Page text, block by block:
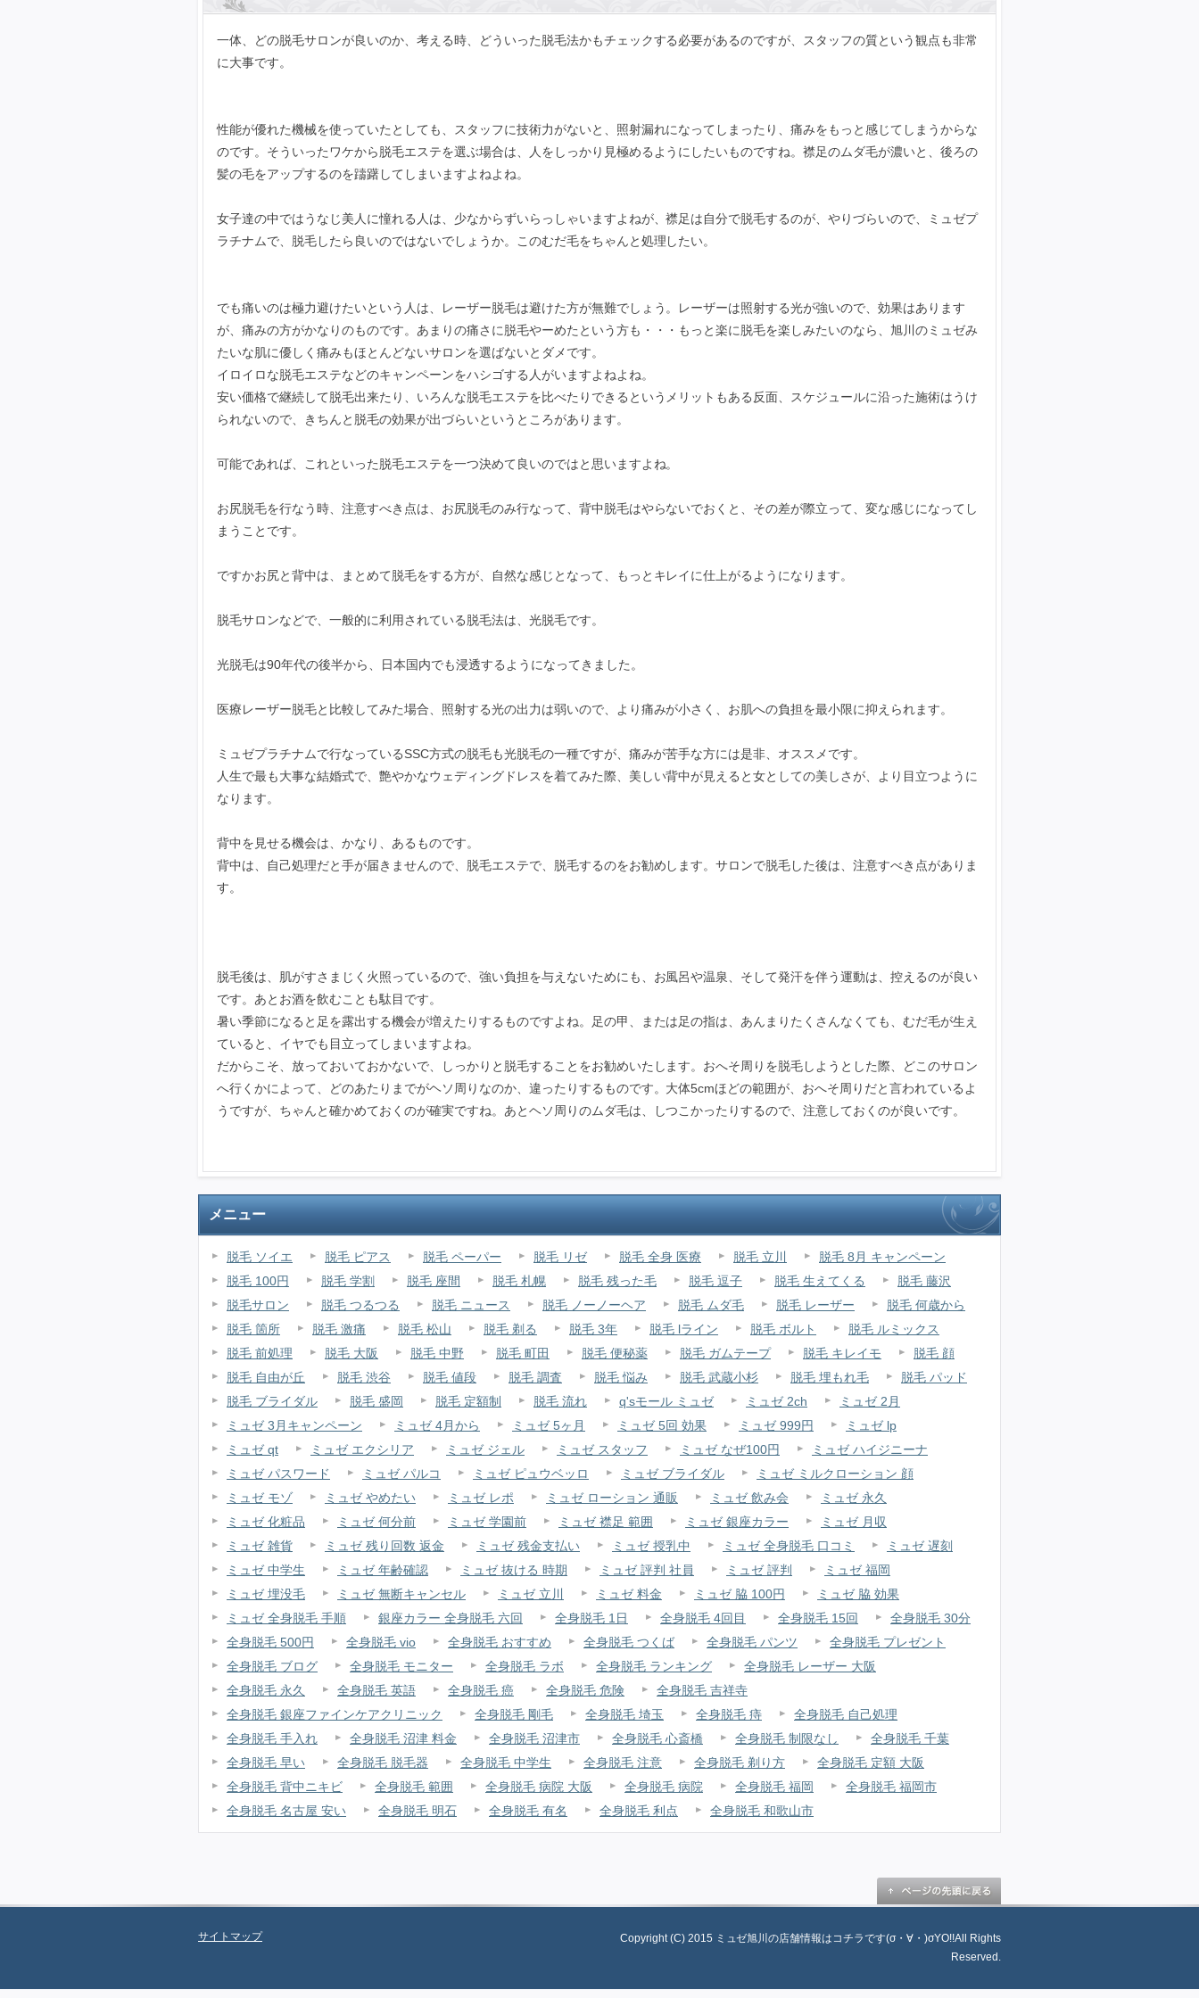
一体、どの脱毛サロンが良いのか、考える時、どういった脱毛法かもチェックする必要があるのですが、スタッフの質という観点も非常
に大事です。
性能が優れた機械を使っていたとしても、スタッフに技術力がないと、照射漏れになってしまったり、痛みをもっと感じてしまうからな
のです。そういったワケから脱毛エステを選ぶ場合は、人をしっかり見極めるようにしたいものですね。襟足のムダ毛が濃いと、後ろの
髪の毛をアップするのを躊躇してしまいますよねよね。
女子達の中ではうなじ美人に憧れる人は、少なからずいらっしゃいますよねが、襟足は自分で脱毛するのが、やりづらいので、ミュゼプ
ラチナムで、脱毛したら良いのではないでしょうか。このむだ毛をちゃんと処理したい。
でも痛いのは極力避けたいという人は、レーザー脱毛は避けた方が無難でしょう。レーザーは照射する光が強いので、効果はあります
が、痛みの方がかなりのものです。あまりの痛さに脱毛やーめたという方も・・・もっと楽に脱毛を楽しみたいのなら、旭川のミュゼみ
たいな肌に優しく痛みもほとんどないサロンを選ばないとダメです。
イロイロな脱毛エステなどのキャンペーンをハシゴする人がいますよねよね。
安い価格で継続して脱毛出来たり、いろんな脱毛エステを比べたりできるというメリットもある反面、スケジュールに沿った施術はうけ
られないので、きちんと脱毛の効果が出づらいというところがあります。
可能であれば、これといった脱毛エステを一つ決めて良いのではと思いますよね。
お尻脱毛を行なう時、注意すべき点は、お尻脱毛のみ行なって、背中脱毛はやらないでおくと、その差が際立って、変な感じになってし
まうことです。
ですかお尻と背中は、まとめて脱毛をする方が、自然な感じとなって、もっとキレイに仕上がるようになります。
脱毛サロンなどで、一般的に利用されている脱毛法は、光脱毛です。
光脱毛は90年代の後半から、日本国内でも浸透するようになってきました。
医療レーザー脱毛と比較してみた場合、照射する光の出力は弱いので、より痛みが小さく、お肌への負担を最小限に抑えられます。
ミュゼプラチナムで行なっているSSC方式の脱毛も光脱毛の一種ですが、痛みが苦手な方には是非、オススメです。
人生で最も大事な結婚式で、艶やかなウェディングドレスを着てみた際、美しい背中が見えると女としての美しさが、より目立つように
なります。
背中を見せる機会は、かなり、あるものです。
背中は、自己処理だと手が届きませんので、脱毛エステで、脱毛するのをお勧めします。サロンで脱毛した後は、注意すべき点がありま
す。
脱毛後は、肌がすさまじく火照っているので、強い負担を与えないためにも、お風呂や温泉、そして発汗を伴う運動は、控えるのが良い
です。あとお酒を飲むことも駄目です。
暑い季節になると足を露出する機会が増えたりするものですよね。足の甲、または足の指は、あんまりたくさんなくても、むだ毛が生え
ていると、イヤでも目立ってしまいますよね。
だからこそ、放っておいておかないで、しっかりと脱毛することをお勧めいたします。おへそ周りを脱毛しようとした際、どこのサロン
へ行くかによって、どのあたりまでがヘソ周りなのか、違ったりするものです。大体5cmほどの範囲が、おへそ周りだと言われているよ
うですが、ちゃんと確かめておくのが確実ですね。あとヘソ周りのムダ毛は、しつこかったりするので、注意しておくのが良いです。
メニュー
脱毛 ソイエ 脱毛 ピアス 脱毛 ペーパー 脱毛 リゼ 脱毛 全身 医療 脱毛 立川
脱毛 8月 キャンペーン
脱毛 100円
脱毛 学割 脱毛 座間 脱毛 札幌 脱毛 残った毛 脱毛 逗子 脱毛 生えてくる
脱毛 藤沢
脱毛サロン
脱毛 つるつる 脱毛 ニュース 脱毛 ノーノーヘア 脱毛 ムダ毛 脱毛 レーザー
脱毛 何歳から
脱毛 箇所
脱毛 激痛 脱毛 松山 脱毛 剃る 脱毛 3年 脱毛 lライン 脱毛 ボルト
脱毛 ルミックス
脱毛 前処理
脱毛 大阪 脱毛 中野 脱毛 町田 脱毛 便秘薬 脱毛 ガムテープ 脱毛 キレイモ
脱毛 顔
脱毛 自由が丘
脱毛 渋谷 脱毛 値段 脱毛 調査 脱毛 悩み 脱毛 武蔵小杉 脱毛 埋もれ毛
脱毛 パッド
脱毛 ブライダル
脱毛 盛岡 脱毛 定額制 脱毛 流れ q'sモール ミュゼ ミュゼ 2ch
ミュゼ 2月
ミュゼ 3月キャンペーン
ミュゼ 4月から ミュゼ 5ヶ月 ミュゼ 5回 効果 ミュゼ 999円
ミュゼ lp
ミュゼ qt
ミュゼ エクシリア ミュゼ ジェル ミュゼ スタッフ ミュゼ なぜ100円
ミュゼ ハイジニーナ
ミュゼ パスワード
ミュゼ パルコ ミュゼ ピュウベッロ ミュゼ ブライダル
ミュゼ ミルクローション 顔
ミュゼ モゾ
ミュゼ やめたい ミュゼ レポ ミュゼ ローション 通販 ミュゼ 飲み会
ミュゼ 永久
ミュゼ 化粧品
ミュゼ 何分前 ミュゼ 学園前 ミュゼ 襟足 範囲 ミュゼ 銀座カラー
ミュゼ 月収
ミュゼ 雑貨
ミュゼ 残り回数 返金 ミュゼ 残金支払い ミュゼ 授乳中 ミュゼ 全身脱毛 口コミ
ミュゼ 遅刻
ミュゼ 中学生
ミュゼ 年齢確認 ミュゼ 抜ける 時期 ミュゼ 評判 社員 ミュゼ 評判
ミュゼ 福岡
ミュゼ 埋没毛
ミュゼ 無断キャンセル ミュゼ 立川 ミュゼ 料金 ミュゼ 脇 100円
ミュゼ 脇 効果
ミュゼ 全身脱毛 手順
銀座カラー 全身脱毛 六回 全身脱毛 1日 全身脱毛 4回目 全身脱毛 15回
全身脱毛 30分
全身脱毛 500円
全身脱毛 vio 全身脱毛 おすすめ 全身脱毛 つくば 全身脱毛 パンツ
全身脱毛 プレゼント
全身脱毛 ブログ
全身脱毛 モニター 全身脱毛 ラボ 全身脱毛 ランキング
全身脱毛 レーザー 大阪
全身脱毛 永久
全身脱毛 英語 全身脱毛 癌 全身脱毛 危険
全身脱毛 吉祥寺
全身脱毛 銀座ファインケアクリニック
全身脱毛 剛毛 全身脱毛 埼玉 全身脱毛 痔
全身脱毛 自己処理
全身脱毛 手入れ
全身脱毛 沼津 料金 全身脱毛 沼津市 全身脱毛 心斎橋 全身脱毛 制限なし
全身脱毛 千葉
全身脱毛 早い
全身脱毛 脱毛器 全身脱毛 中学生 全身脱毛 注意 全身脱毛 剃り方
全身脱毛 定額 大阪
全身脱毛 背中ニキビ
全身脱毛 範囲 全身脱毛 病院 大阪 全身脱毛 病院 全身脱毛 福岡
全身脱毛 福岡市
全身脱毛 名古屋 安い
全身脱毛 明石 全身脱毛 有名 全身脱毛 利点 全身脱毛 和歌山市
サイトマップ
Copyright (C) 2015 ミュゼ旭川の店舗情報はコチラです(σ・∀・)σYO!!All Rights
Reserved.